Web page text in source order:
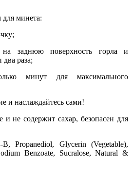
для минета:
на заднюю поверхность горла и
раза;
минут для максимального
и наслаждайтесь сами!
не содержит сахар, безопасен для
Propanediol, Glycerin (Vegetable),
Benzoate, Sucralose, Natural &